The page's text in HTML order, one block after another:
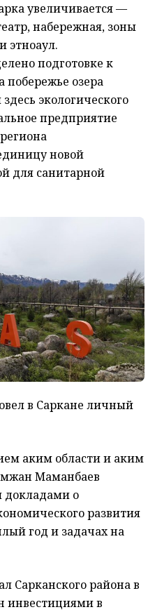
увеличивается —
набережная, зоны
этноаул.
подготовке к
побережье озера
экологического
предприятие
новой
для санитарной
в Саркане личный
аким области и аким
Маманбаев
докладами о
развития
год и задачах на
Сарканского района в
инвестициями в